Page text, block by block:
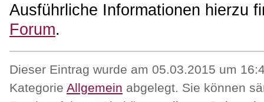
Ausführliche Informationen hierzu
Forum.
Dieser Eintrag wurde am 05.03.2015 um
Kategorie Allgemein abgelegt. Sie können